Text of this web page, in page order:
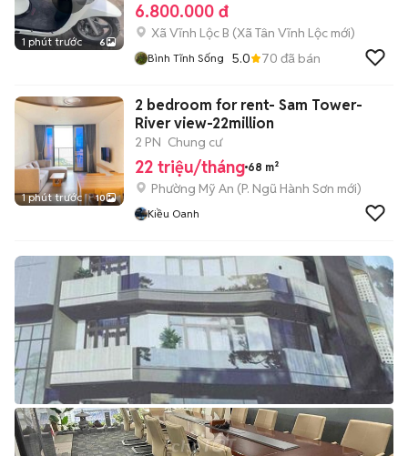
1 phút trước 6
6.800.000 đ
Xã Vĩnh Lộc B (Xã Tân Vĩnh Lộc mới)
Bình Tĩnh Sống 5.0 70 đã bán
1 phút trước 10
2 bedroom for rent- Sam Tower-
River view-22million
2 PN Chung cư
22 triệu/tháng 68 m²
Phường Mỹ An (P. Ngũ Hành Sơn mới)
Kiều Oanh